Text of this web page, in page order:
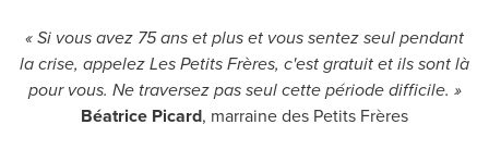
« Si vous avez 75 ans et plus et vous sentez seul pendant
la crise, appelez Les Petits Frères, c'est gratuit et ils sont là
pour vous. Ne traversez pas seul cette période difficile. »
Béatrice Picard, marraine des Petits Frères